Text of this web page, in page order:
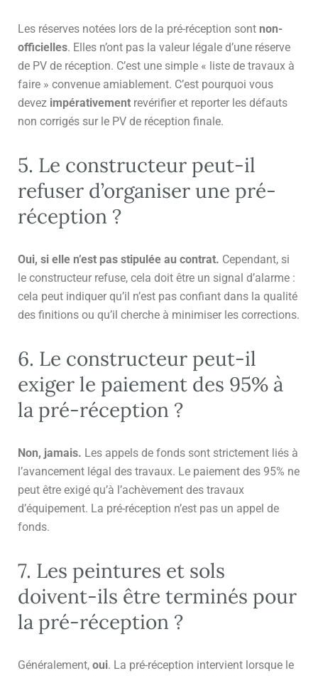
Les réserves notées lors de la pré-réception sont non-
officielles. Elles n’ont pas la valeur légale d’une réserve
de PV de réception. C’est une simple « liste de travaux à
faire » convenue amiablement. C’est pourquoi vous
devez impérativement revérifier et reporter les défauts
non corrigés sur le PV de réception finale.
5. Le constructeur peut-il
refuser d’organiser une pré-
réception ?
Oui, si elle n’est pas stipulée au contrat. Cependant, si
le constructeur refuse, cela doit être un signal d’alarme :
cela peut indiquer qu’il n’est pas confiant dans la qualité
des finitions ou qu’il cherche à minimiser les corrections.
6. Le constructeur peut-il
exiger le paiement des 95% à
la pré-réception ?
Non, jamais. Les appels de fonds sont strictement liés à
l’avancement légal des travaux. Le paiement des 95% ne
peut être exigé qu’à l’achèvement des travaux
d’équipement. La pré-réception n’est pas un appel de
fonds.
7. Les peintures et sols
doivent-ils être terminés pour
la pré-réception ?
Généralement, oui. La pré-réception intervient lorsque le